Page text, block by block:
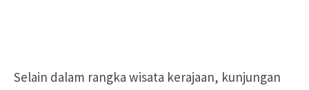
Selain dalam rangka wisata kerajaan, kunjungan